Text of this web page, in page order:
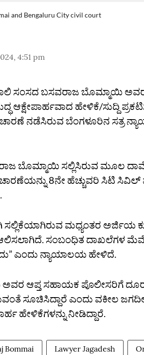
and Bengaluru City civil court
4:51 pm
ಸಂಸದ ಬಸವರಾಜ ಬೊಮ್ಮಾಯಿ
ಆಕ್ಷೇಪಾರ್ಹವಾದ ಹೇಳಿಕೆ/ಸುದ್ದಿ
ನಡೆಸಿರುವ ಬೆಂಗಳೂರಿನ ಸತ್ರ
ಬೊಮ್ಮಾಯಿ ಸಲ್ಲಿಸಿರುವ ಮೂಲ
8ನೇ ಹೆಚ್ಚುವರಿ ಸಿಟಿ ಸಿವಿಲ್‌
ಮಧ್ಯಂತರ ಅರ್ಜಿಯ
ಸಂಬಂಧಿತ ದಾಖಲೆಗಳ
ಎಂದು ನ್ಯಾಯಾಲಯ ಹೇಳಿದೆ.
ಆಪ್ತ ಸಹಾಯಕ ಪೊಲೀಸರಿಗೆ
ಸೂಚಿಸಿದ್ದಾರೆ ಎಂದು ವಕೀಲ
ಹೇಳಿಕೆಗಳನ್ನು ನೀಡಿದ್ದಾರೆ.
Bommai Lawyer Jagadesh